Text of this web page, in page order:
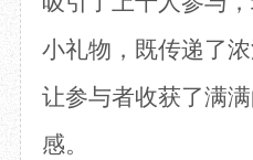
小礼物，既传递了
让参与者收获了满
感。